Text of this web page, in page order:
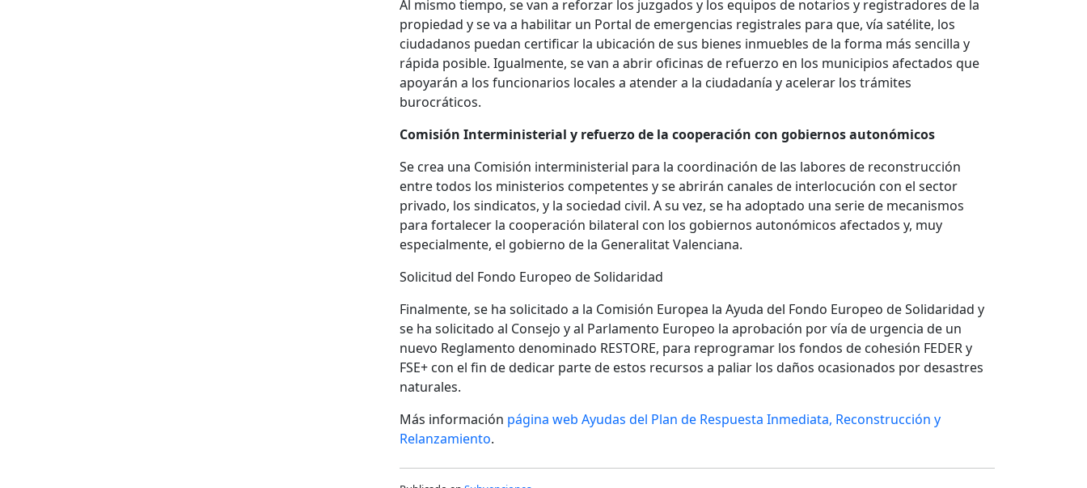
Al mismo tiempo, se van a reforzar los juzgados y los equipos de notarios y registradores de la
propiedad y se va a habilitar un Portal de emergencias registrales para que, vía satélite, los
ciudadanos puedan certificar la ubicación de sus bienes inmuebles de la forma más sencilla y
rápida posible. Igualmente, se van a abrir oficinas de refuerzo en los municipios afectados que
apoyarán a los funcionarios locales a atender a la ciudadanía y acelerar los trámites
burocráticos.
Comisión Interministerial y refuerzo de la cooperación con gobiernos autonómicos
Se crea una Comisión interministerial para la coordinación de las labores de reconstrucción
entre todos los ministerios competentes y se abrirán canales de interlocución con el sector
privado, los sindicatos, y la sociedad civil. A su vez, se ha adoptado una serie de mecanismos
para fortalecer la cooperación bilateral con los gobiernos autonómicos afectados y, muy
especialmente, el gobierno de la Generalitat Valenciana.
Solicitud del Fondo Europeo de Solidaridad
Finalmente, se ha solicitado a la Comisión Europea la Ayuda del Fondo Europeo de Solidaridad y
se ha solicitado al Consejo y al Parlamento Europeo la aprobación por vía de urgencia de un
nuevo Reglamento denominado RESTORE, para reprogramar los fondos de cohesión FEDER y
FSE+ con el fin de dedicar parte de estos recursos a paliar los daños ocasionados por desastres
naturales.
Más información página web Ayudas del Plan de Respuesta Inmediata, Reconstrucción y
Relanzamiento.